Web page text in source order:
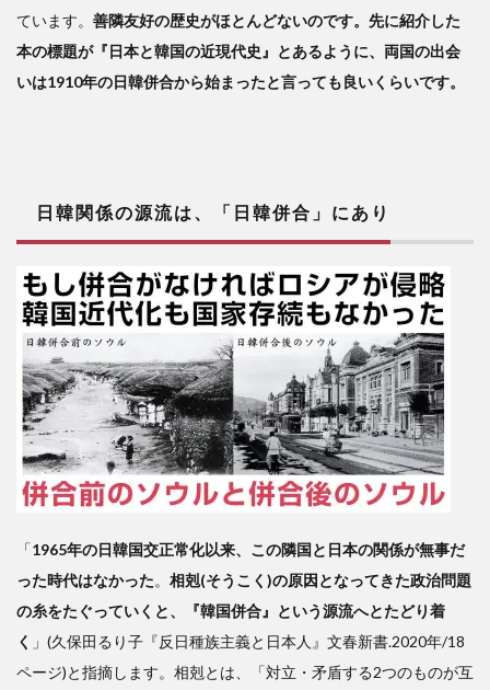
ています。 善隣友好の歴史がほとんどないのです。先に紹介した
本の標題が『日本と韓国の近現代史』とあるように、両国の出会
いは1910年の日韓併合から始まったと言っても良いくらいです。
日韓関係の源流は、「日韓併合」にあり
「1965年の日韓国交正常化以来、この隣国と日本の関係が無事だ
った時代はなかった。 相剋(そうこく)の原因となってきた政治問題
の糸をたぐっていくと、『韓国併合』という源流へとたどり着
く 」(久保田るり子『反日種族主義と日本人』文春新書.2020年/18
ページ)と指摘します。相剋とは、「対立・矛盾する2つのものが互